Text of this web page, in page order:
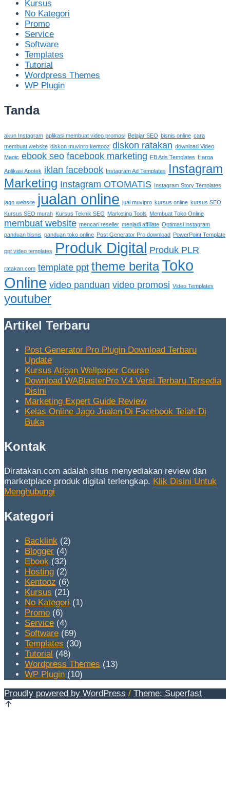
Kursus
No Kategori
Promo
Service
Software
Templates
Tutorial
Wordpress Themes
WP Plugin
Tanda
akun Instagram aplikasi membuat video promosi Belajar SEO bisnis online cara
membuat website diskon muvipro kentooz diskon ratakan download Video
Magic ebook seo facebook marketing FB Ads Templates Harga
Aplikasi Apotek iklan facebook Instagram Ad Templates
Instagram
Marketing Instagram OTOMATIS Instagram Story Templates
jago website jualan online jual muvipro kursus online kursus SEO
Kursus SEO murah Kursus Teknik SEO Marketing Tools Membuat Toko Online
membuat website mencari reseller menjadi affiliate Optimasi instagram
panduan bisnis panduan toko online Post Generator Pro download PowerPoint Template
ppt video templates Produk Digital Produk PLR
ratakan.com template ppt theme beritaToko
Online video panduan video promosi Video Templates
youtuber
Artikel Terbaru
Post Generator Pro Plugin Download Terbaru
Update
Kursus Atigan Wallpaper Course
Download WABlasterPro V.4 Versi Terbaru Tersedia
Disini
Marketing Expert Guide Review
Kelas Online Jago Jualan Di Facebook Telah Di
Buka
Kontak
Diratakan.com adalah situs menyediakan review dan
marketplace produk digital terlengkap. Klik Disini Untuk
Menghubungi
Kategori
Backlink (2)
Blogger (4)
Ebook (32)
Hosting (2)
Kentooz (6)
Kursus (21)
No Kategori (1)
Promo (6)
Service (4)
Software (69)
Templates (30)
Tutorial (48)
Wordpress Themes (13)
WP Plugin (10)
Proudly powered by WordPress / Theme: Superfast